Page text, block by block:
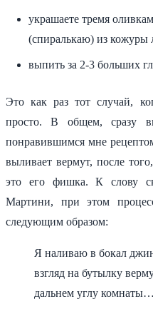
украшаете тремя
(спиралькаю) из кожуры
выпить за 2-3 больших
Это как раз тот случай,
просто. В общем, сразу
понравившимся мне
выливает вермут, после
это его фишка. К слову
Мартини, при этом
следующим образом:
Я наливаю в бокал
взгляд на бутылку
дальнем углу комнаты…